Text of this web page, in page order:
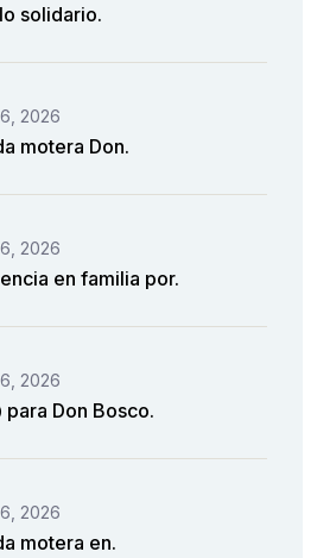
solidario.
2026
motera Don.
2026
en familia por.
2026
para Don Bosco.
2026
motera en.